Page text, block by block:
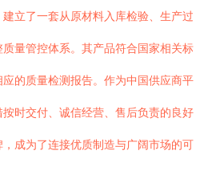
立了一套从原材料入库检验、生产过
量管控体系。其产品符合国家相关标
的质量检测报告。作为中国供应商平
时交付、诚信经营、售后负责的良好
成为了连接优质制造与广阔市场的可